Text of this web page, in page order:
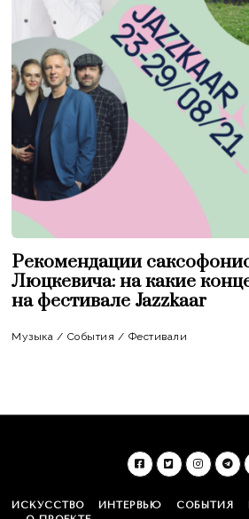
Рекомендации
Люцкевича: на какие
на фестивале Jazzkaar
Музыка / События / Фестивали
ИСКУССТВО ИНТЕРВЬЮ СОБЫТИЯ